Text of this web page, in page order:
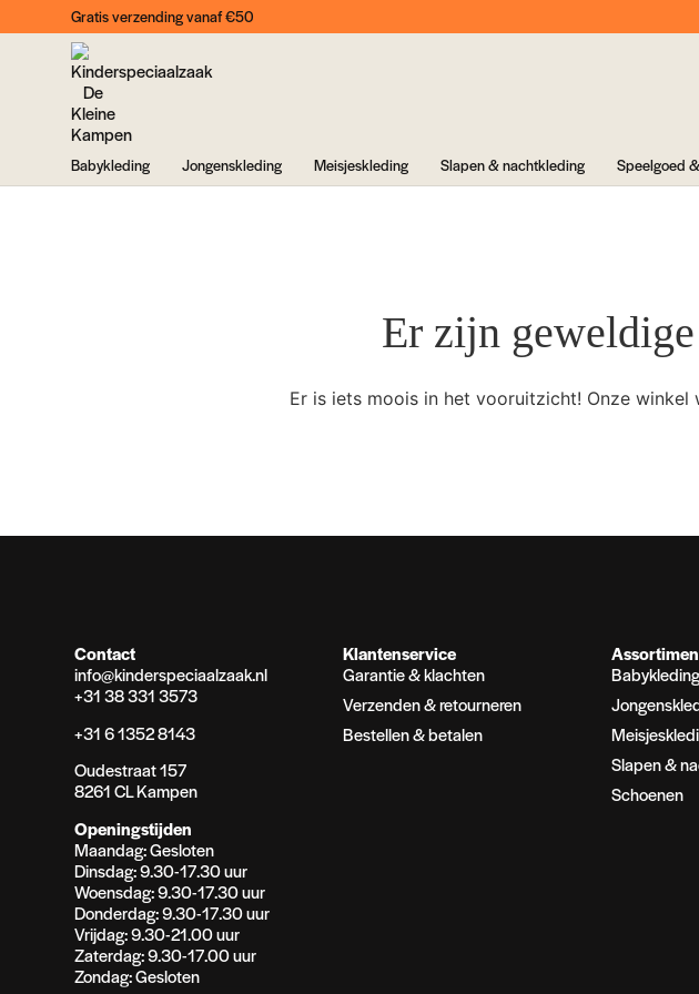
Gratis verzending vanaf €50
Babykleding Jongenskleding Meisjeskleding Slapen & nachtkleding Speelgoed
Er zijn
Er is iets moois in het vooruitzicht! Onze
Contact
info@kinderspeciaalzaak.nl
+31 38 331 3573
+31 6 1352 8143
Oudestraat 157
8261 CL Kampen
Openingstijden
Maandag: Gesloten
Dinsdag: 9.30-17.30 uur
Woensdag: 9.30-17.30 uur
Donderdag: 9.30-17.30 uur
Vrijdag: 9.30-21.00 uur
Zaterdag: 9.30-17.00 uur
Zondag: Gesloten
Klantenservice
Garantie & klachten
Verzenden & retourneren
Bestellen & betalen
Babykleding
Slapen &
Schoenen